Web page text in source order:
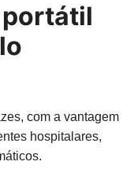
portátil
com a vantagem
hospitalares,